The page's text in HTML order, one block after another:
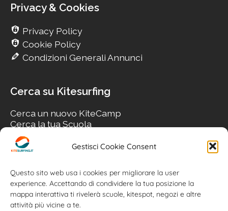
Gestisci Cookie Consent
Questo sito web usa i cookies per migliorare la user
experience. Accettando di condividere la tua posizione la
mappa interattiva ti rivelerà scuole, kitespot, negozi e altre
attività più vicine a te.
Privacy & Cookies
Privacy Policy
Cookie Policy
Condizioni Generali Annunci
Cerca su Kitesurfing
Cerca un nuovo KiteCamp
Cerca la tua Scuola
Cerca il tuo KiteSpot
Cerca Accommodation